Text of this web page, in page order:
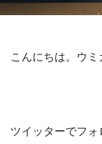
こんにちは。ウミ
ツイッターでフ